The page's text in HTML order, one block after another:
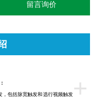
留言询价
+
，包括脉宽触发和选行视频触发